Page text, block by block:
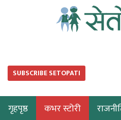
SUBSCRIBE SETOPATI
गृहपृष्ठ कभर स्टोरी